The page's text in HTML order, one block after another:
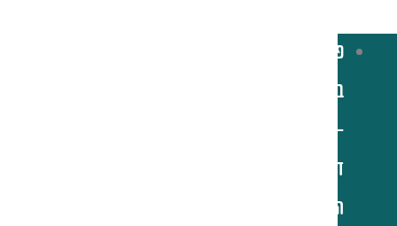
פלאפל
בריבוע
–
דף
הבית